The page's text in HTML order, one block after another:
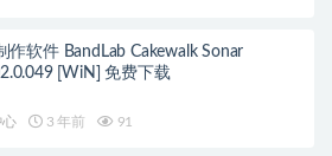
作软件 BandLab Cakewalk Sonar
[WiN] 免费下载
心 3 年前 91